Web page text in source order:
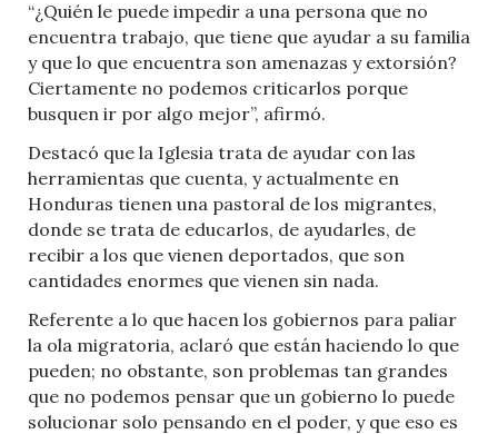
“¿Quién le puede impedir a una persona que no
encuentra trabajo, que tiene que ayudar a su familia
y que lo que encuentra son amenazas y extorsión?
Ciertamente no podemos criticarlos porque
busquen ir por algo mejor”, afirmó.
Destacó que la Iglesia trata de ayudar con las
herramientas que cuenta, y actualmente en
Honduras tienen una pastoral de los migrantes,
donde se trata de educarlos, de ayudarles, de
recibir a los que vienen deportados, que son
cantidades enormes que vienen sin nada.
Referente a lo que hacen los gobiernos para paliar
la ola migratoria, aclaró que están haciendo lo que
pueden; no obstante, son problemas tan grandes
que no podemos pensar que un gobierno lo puede
solucionar solo pensando en el poder, y que eso es